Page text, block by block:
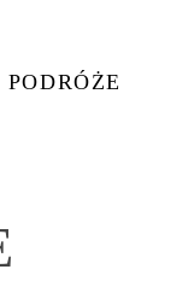
PODRÓŻE